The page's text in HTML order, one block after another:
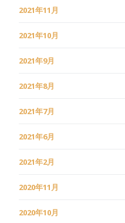
2021年11月
2021年10月
2021年9月
2021年8月
2021年7月
2021年6月
2021年2月
2020年11月
2020年10月